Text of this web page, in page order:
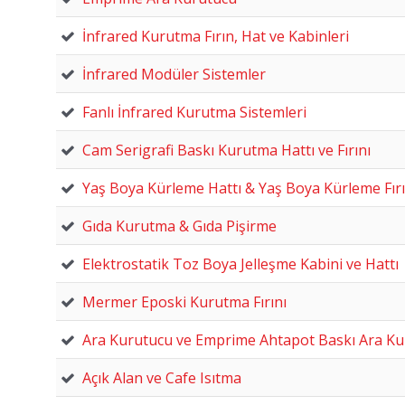
İnfrared Kurutma Fırın, Hat ve Kabinleri
İnfrared Modüler Sistemler
Fanlı İnfrared Kurutma Sistemleri
Cam Serigrafi Baskı Kurutma Hattı ve Fırını
Yaş Boya Kürleme Hattı & Yaş Boya Kürleme
Gıda Kurutma & Gıda Pişirme
Elektrostatik Toz Boya Jelleşme Kabini ve Hattı
Mermer Eposki Kurutma Fırını
Ara Kurutucu ve Emprime Ahtapot Baskı Ara
Açık Alan ve Cafe Isıtma